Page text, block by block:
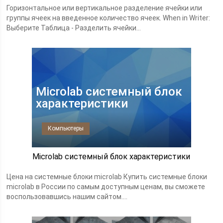
Горизонтальное или вертикальное разделение ячейки или
группы ячеек на введенное количество ячеек. When in Writer:
Выберите Таблица - Разделить ячейки...
Microlab системный блок
характеристики
Компьютеры
Microlab системный блок характеристики
Цена на системные блоки microlab Купить системные блоки
microlab в России по самым доступным ценам, вы сможете
воспользовавшись нашим сайтом....